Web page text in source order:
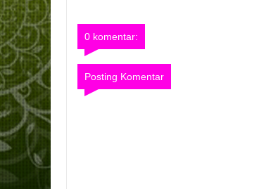
0 komentar:
Posting Komentar